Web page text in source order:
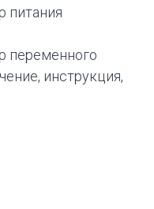
питания
переменного
инструкция,